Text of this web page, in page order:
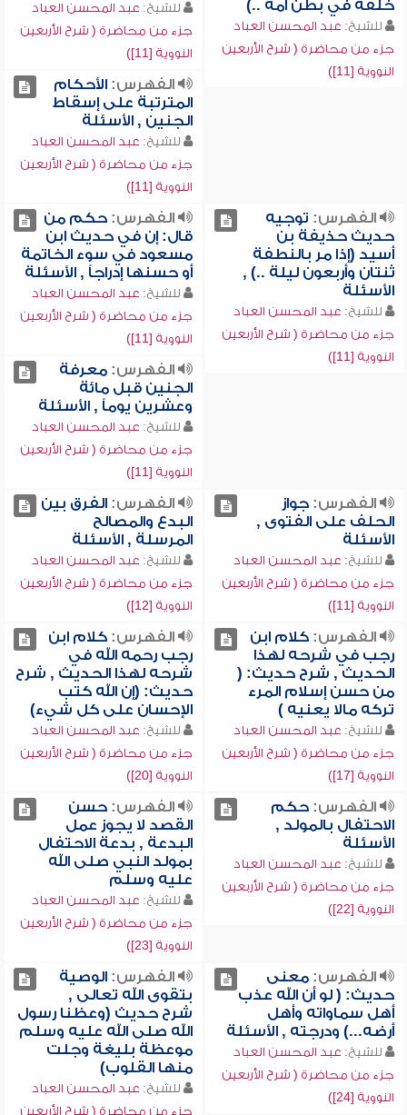
خلقه في بطن أمه ..)
للشيخ: عبد المحسن العباد
جزء من محاضرة ( شرح الأربعين
النووية [11])
للشيخ: عبد المحسن العباد
جزء من محاضرة ( شرح الأربعين
النووية [11])
الفهرس:الأحكام
المترتبة على إسقاط
الجنين , الأسئلة
للشيخ: عبد المحسن العباد
جزء من محاضرة ( شرح الأربعين
النووية [11])
الفهرس: توجيه
حديث حذيفة بن
أسيد (إذا مر بالنطفة
ثنتان وأربعون ليلة ..) ,
الأسئلة
للشيخ: عبد المحسن العباد
جزء من محاضرة ( شرح الأربعين
النووية [11])
الفهرس:حكم من
قال: إن في حديث ابن
مسعود في سوء الخاتمة
أو حسنها إدراجاً , الأسئلة
للشيخ: عبد المحسن العباد
جزء من محاضرة ( شرح الأربعين
النووية [11])
الفهرس:معرفة
الجنين قبل مائة
وعشرين يوماً , الأسئلة
للشيخ: عبد المحسن العباد
جزء من محاضرة ( شرح الأربعين
النووية [11])
الفهرس:جواز
الحلف على الفتوى ,
الأسئلة
للشيخ: عبد المحسن العباد
جزء من محاضرة ( شرح الأربعين
النووية [11])
الفهرس:الفرق بين
البدع والمصالح
المرسلة , الأسئلة
للشيخ: عبد المحسن العباد
جزء من محاضرة ( شرح الأربعين
النووية [12])
الفهرس:كلام ابن
رجب في شرحه لهذا
الحديث , شرح حديث: (
من حسن إسلام المرء
تركه مالا يعنيه )
للشيخ: عبد المحسن العباد
جزء من محاضرة ( شرح الأربعين
النووية [17])
الفهرس:كلام ابن
رجب رحمه الله في
شرحه لهذا الحديث , شرح
حديث: (إن الله كتب
الإحسان على كل شيء)
للشيخ: عبد المحسن العباد
جزء من محاضرة ( شرح الأربعين
النووية [20])
الفهرس:حكم
الاحتفال بالمولد ,
الأسئلة
للشيخ: عبد المحسن العباد
جزء من محاضرة ( شرح الأربعين
النووية [22])
الفهرس:حسن
القصد لا يجوز عمل
البدعة , بدعة الاحتفال
بمولد النبي صلى الله
عليه وسلم
للشيخ: عبد المحسن العباد
جزء من محاضرة ( شرح الأربعين
النووية [23])
الفهرس:معنى
حديث: ( لو أن الله عذب
أهل سماواته وأهل
أرضه...) ودرجته , الأسئلة
للشيخ: عبد المحسن العباد
جزء من محاضرة ( شرح الأربعين
النووية [24])
الفهرس:الوصية
بتقوى الله تعالى ,
شرح حديث (وعظنا رسول
الله صلى الله عليه وسلم
موعظة بليغة وجلت
منها القلوب)
للشيخ: عبد المحسن العباد
جزء من محاضرة ( شرح الأربعين